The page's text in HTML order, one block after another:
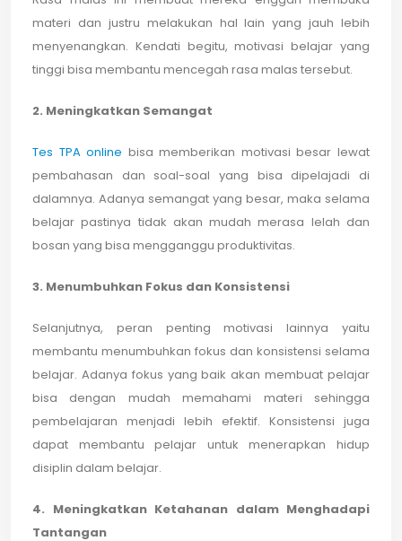
materi dan justru melakukan hal lain yang jauh lebih
menyenangkan. Kendati begitu, motivasi belajar yang
tinggi bisa membantu mencegah rasa malas tersebut.
2. Meningkatkan Semangat
Tes TPA online bisa memberikan motivasi besar lewat
pembahasan dan soal-soal yang bisa dipelajadi di
dalamnya. Adanya semangat yang besar, maka selama
belajar pastinya tidak akan mudah merasa lelah dan
bosan yang bisa mengganggu produktivitas.
3. Menumbuhkan Fokus dan Konsistensi
Selanjutnya, peran penting motivasi lainnya yaitu
membantu menumbuhkan fokus dan konsistensi selama
belajar. Adanya fokus yang baik akan membuat pelajar
bisa dengan mudah memahami materi sehingga
pembelajaran menjadi lebih efektif. Konsistensi juga
dapat membantu pelajar untuk menerapkan hidup
disiplin dalam belajar.
4. Meningkatkan Ketahanan dalam Menghadapi
Tantangan